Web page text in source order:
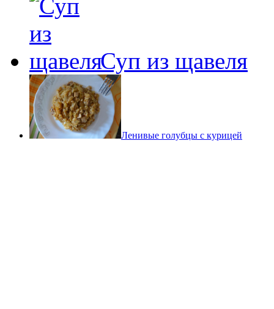
Суп из щавеля
Ленивые голубцы с курицей